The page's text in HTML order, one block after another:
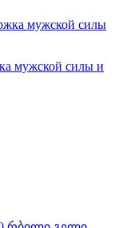
мужской силы и